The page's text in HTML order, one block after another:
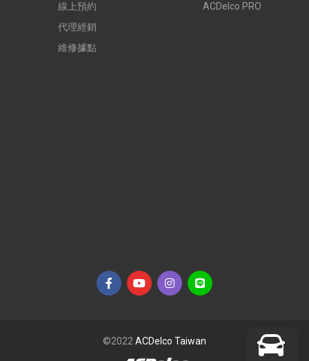
線上預約
代理經銷
維修據點
ACDelco PRO
©2022 ACDelco Taiwan